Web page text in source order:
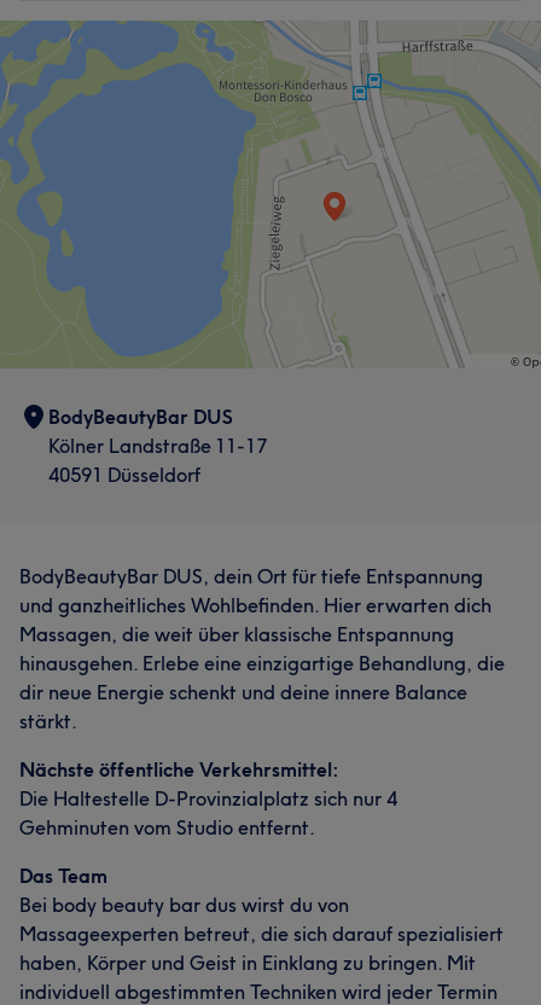
Agentur gehört. Ich bin gelernte Sportwissenschaftlerin
(B.A.) und Expertin für ganzheitliches Wohlbefinden. Mit
Leidenschaft und langjähriger Erfahrung biete ich
individuell abgestimmte Behandlungen an, die Körper,
Geist und Seele in Einklang bringen. Mein Fokus liegt
darauf, meinen Kundinnen und Kunden eine Auszeit vom
Alltag zu schenken - mit hochwertigen Anwendungen,
persönlicher Beratung und einer Atmosphäre, in der
man sich rundum wohlfühlt.
Services
Gesicht Massage
Portfolio
Was unsere Kunden über Lena sagen
Professionell 5
BodyBeautyBar DUS
Kölner Landstraße 11-17
40591 Düsseldorf
BodyBeautyBar DUS, dein Ort für tiefe Entspannung
und ganzheitliches Wohlbefinden. Hier erwarten dich
Massagen, die weit über klassische Entspannung
hinausgehen. Erlebe eine einzigartige Behandlung, die
dir neue Energie schenkt und deine innere Balance
stärkt.
Nächste öffentliche Verkehrsmittel:
Die Haltestelle D-Provinzialplatz sich nur 4
Gehminuten vom Studio entfernt.
Das Team
Bei body beauty bar dus wirst du von
Massageexperten betreut, die sich darauf spezialisiert
haben, Körper und Geist in Einklang zu bringen. Mit
individuell abgestimmten Techniken wird jeder Termin